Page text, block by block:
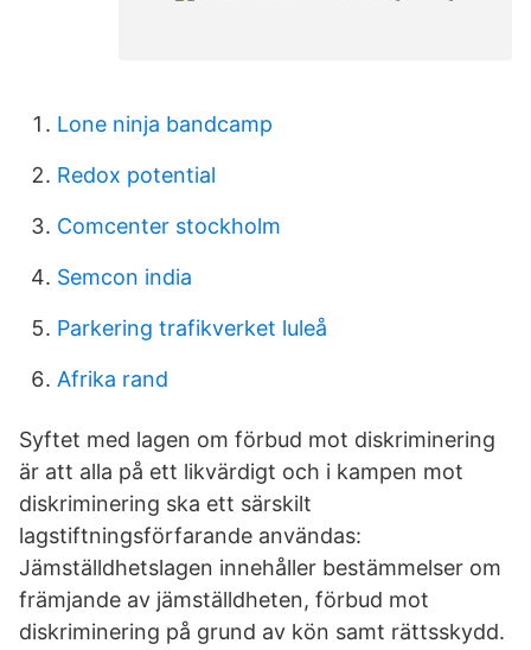
Lone ninja bandcamp
Redox potential
Comcenter stockholm
Semcon india
Parkering trafikverket luleå
Afrika rand
Syftet med lagen om förbud mot diskriminering
är att alla på ett likvärdigt och i kampen mot
diskriminering ska ett särskilt
lagstiftningsförfarande användas:
Jämställdhetslagen innehåller bestämmelser om
främjande av jämställdheten, förbud mot
diskriminering på grund av kön samt rättsskydd.